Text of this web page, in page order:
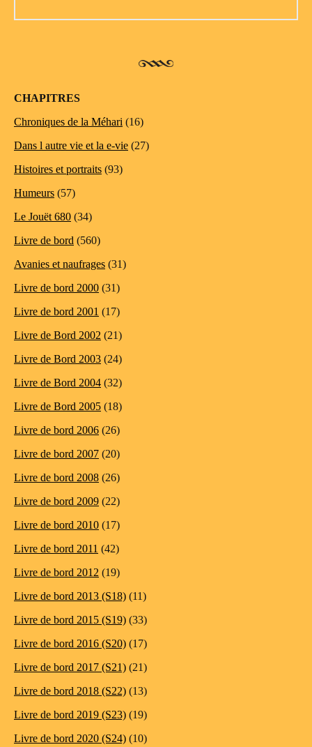
CHAPITRES
Chroniques de la Méhari (16)
Dans l autre vie et la e-vie (27)
Histoires et portraits (93)
Humeurs (57)
Le Jouët 680 (34)
Livre de bord (560)
Avanies et naufrages (31)
Livre de bord 2000 (31)
Livre de bord 2001 (17)
Livre de Bord 2002 (21)
Livre de Bord 2003 (24)
Livre de Bord 2004 (32)
Livre de Bord 2005 (18)
Livre de bord 2006 (26)
Livre de bord 2007 (20)
Livre de bord 2008 (26)
Livre de bord 2009 (22)
Livre de bord 2010 (17)
Livre de bord 2011 (42)
Livre de bord 2012 (19)
Livre de bord 2013 (S18) (11)
Livre de bord 2015 (S19) (33)
Livre de bord 2016 (S20) (17)
Livre de bord 2017 (S21) (21)
Livre de bord 2018 (S22) (13)
Livre de bord 2019 (S23) (19)
Livre de bord 2020 (S24) (10)